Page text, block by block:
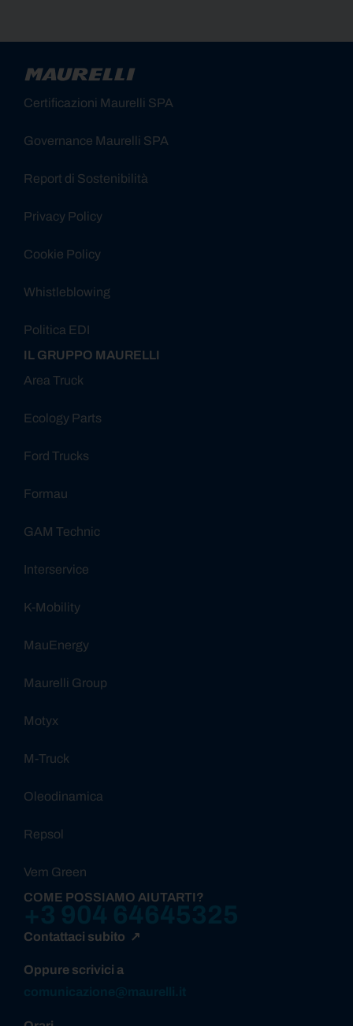
Certificazioni Maurelli SPA
Governance Maurelli SPA
Report di Sostenibilità
Privacy Policy
Cookie Policy
Whistleblowing
Politica EDI
IL GRUPPO MAURELLI
Area Truck
Ecology Parts
Ford Trucks
Formau
GAM Technic
Interservice
K-Mobility
MauEnergy
Maurelli Group
Motyx
M-Truck
Oleodinamica
Repsol
Vem Green
COME POSSIAMO AIUTARTI?
Contattaci subito ↗
Oppure scrivici a